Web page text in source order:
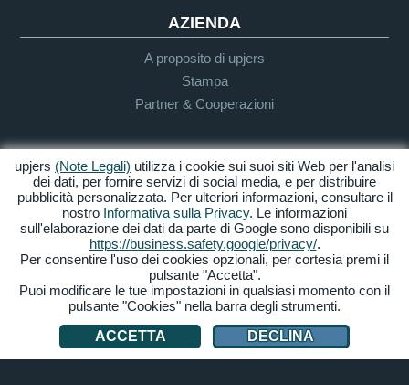
AZIENDA
A proposito di upjers
Stampa
Partner & Cooperazioni
INFO UTENTE & SUPPORTO
Guida per Let's Plays
Supporto
Legali
Privacy
Termini &
Condizioni
Gestione Cookies
upjers (Note Legali) utilizza i cookie sui suoi siti Web per l'analisi
dei dati, per fornire servizi di social media, e per distribuire
pubblicità personalizzata. Per ulteriori informazioni, consultare il
nostro Informativa sulla Privacy. Le informazioni
sull'elaborazione dei dati da parte di Google sono disponibili su
https://business.safety.google/privacy/.
Per consentire l'uso dei cookies opzionali, per cortesia premi il
pulsante "Accetta".
Puoi modificare le tue impostazioni in qualsiasi momento con il
pulsante "Cookies" nella barra degli strumenti.
ACCETTA
DECLINA